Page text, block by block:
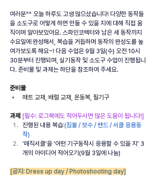
여러분^^ 오늘 하루도 고생 많으셨습니다! 다양한 동작들
을 소도구로 어떻게 하면 만들 수 있을 지에 대해 직접 움
직이며 알아보았어요. 스파인코렉터와 남은 세 동작까지
수요일에 완성해서, 복습을 거듭하며 동작의 완성도를 높
여가보도록 해요~! 다음 수업은 9월 3일(수) 오전 10시
30분부터 진행되며, 실기동작 및 소도구 수업이 진행됩니
다. 준비물 및 과제는 하단을 참조하여 주세요.
준비물
매트 교재, 배럴 교재, 운동복, 필기구
과제 [필수: 로그북에도 적어두시면 많은 도움이 됩니다!]
진행된 내용 복습:(짐볼 / 보수 / 밴드 / 서클 응용동
작)
'매직서클'을 '어떤 기구동작시 응용할 수 있을 지' 3
개의 아이디어 적어오기(9월 3일에 나눔)
[공지: Dress up day / Photoshooting day]